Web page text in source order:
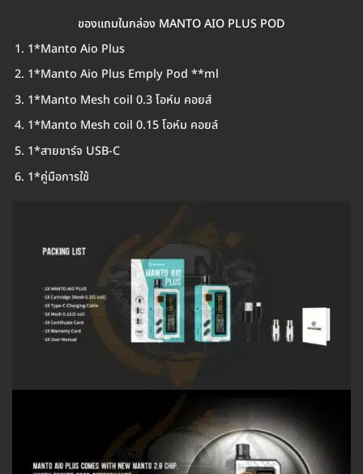
ของแถมในกล่อง MANTO AIO PLUS POD
1*Manto Aio Plus
1*Manto Aio Plus Emply Pod **ml
1*Manto Mesh coil 0.3 โอห์ม คอยส์
1*Manto Mesh coil 0.15 โอห์ม คอยล์
1*สายชาร์จ USB-C
1*คู่มือการใช้